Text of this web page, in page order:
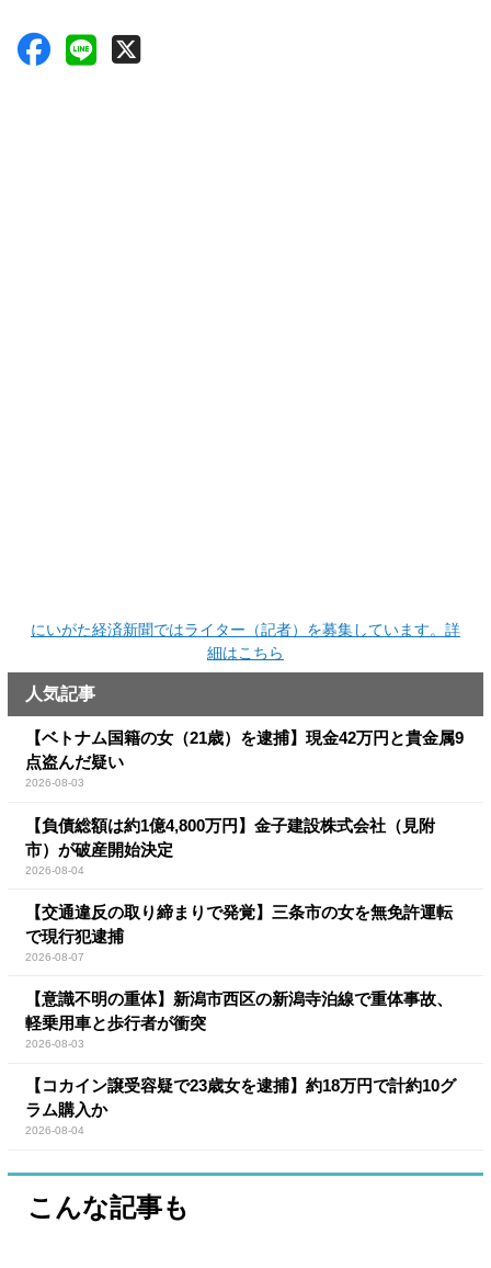
にいがた経済新聞ではライター（記者）を募集しています。詳
細はこちら
人気記事
【ベトナム国籍の女（21歳）を逮捕】現金42万円と貴金属9
点盗んだ疑い
2026-08-03
【負債総額は約1億4,800万円】金子建設株式会社（見附
市）が破産開始決定
2026-08-04
【交通違反の取り締まりで発覚】三条市の女を無免許運転
で現行犯逮捕
2026-08-07
【意識不明の重体】新潟市西区の新潟寺泊線で重体事故、
軽乗用車と歩行者が衝突
2026-08-03
【コカイン譲受容疑で23歳女を逮捕】約18万円で計約10グ
ラム購入か
2026-08-04
こんな記事も